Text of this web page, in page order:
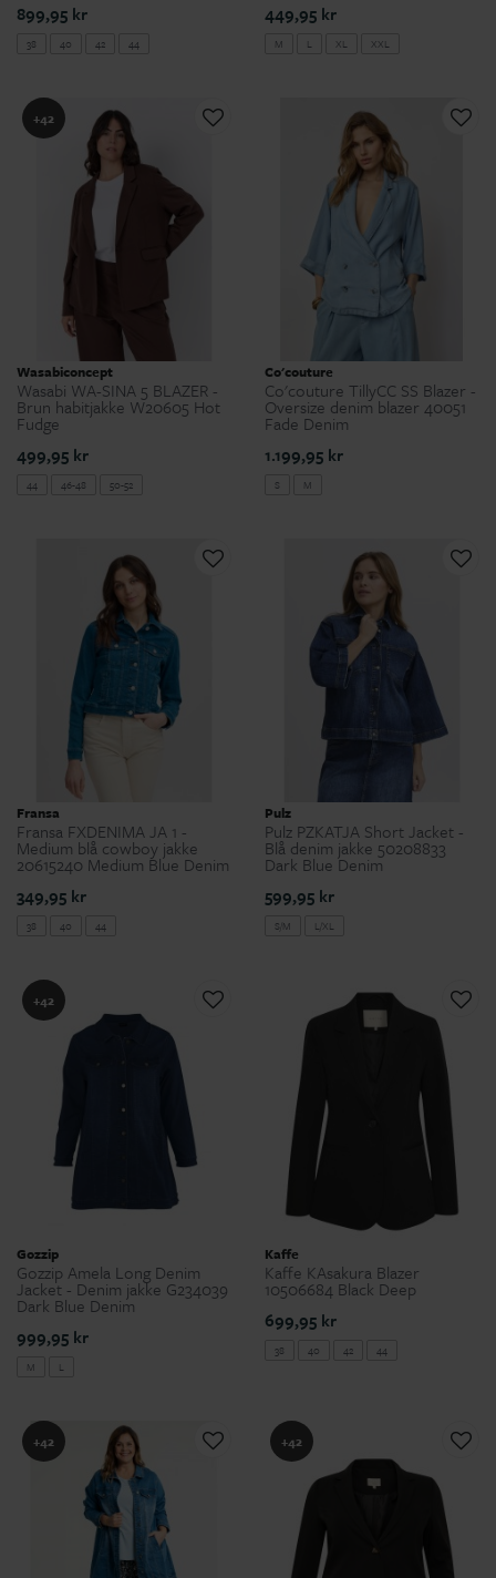
899,95 kr
38 40 42 44
449,95 kr
M L XL XXL
+42
Wasabiconcept
Wasabi WA-SINA 5 BLAZER -
Brun habitjakke W20605 Hot
Fudge
499,95 kr
44 46-48 50-52
Co'couture
Co'couture TillyCC SS Blazer -
Oversize denim blazer 40051
Fade Denim
1.199,95 kr
S M
Fransa
Fransa FXDENIMA JA 1 -
Medium blå cowboy jakke
20615240 Medium Blue Denim
349,95 kr
38 40 44
Pulz
Pulz PZKATJA Short Jacket -
Blå denim jakke 50208833
Dark Blue Denim
599,95 kr
S/M L/XL
+42
Gozzip
Gozzip Amela Long Denim
Jacket - Denim jakke G234039
Dark Blue Denim
999,95 kr
M L
Kaffe
Kaffe KAsakura Blazer
10506684 Black Deep
699,95 kr
38 40 42 44
+42 +42